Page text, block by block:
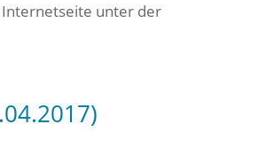
Internetseite unter der